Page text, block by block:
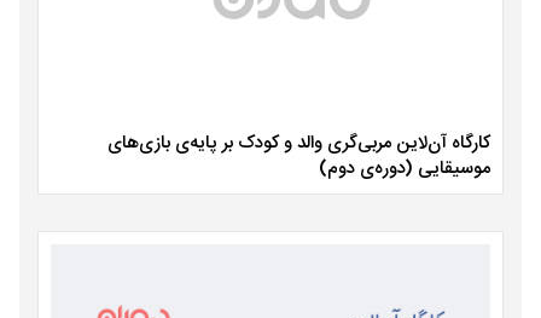
کارگاه آن‌لاین مربی‌گری والد و کودک بر پایه‌ی بازی‌های
موسیقایی (دوره‌ی دوم)